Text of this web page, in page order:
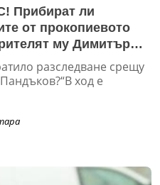
Прибират ли
от прокопиевото
му Димитър
енергийната
разследване срещу
ход е